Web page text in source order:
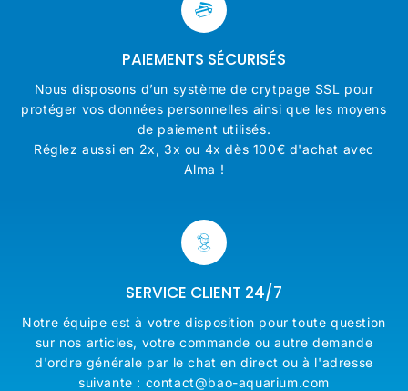
PAIEMENTS SÉCURISÉS
Nous disposons d’un système de crytpage SSL pour
protéger vos données personnelles ainsi que les moyens
de paiement utilisés.
Réglez aussi en 2x, 3x ou 4x dès 100€ d'achat avec
Alma !
SERVICE CLIENT 24/7
Notre équipe est à votre disposition pour toute question
sur nos articles, votre commande ou autre demande
d'ordre générale par le chat en direct ou à l'adresse
suivante : contact@bao-aquarium.com